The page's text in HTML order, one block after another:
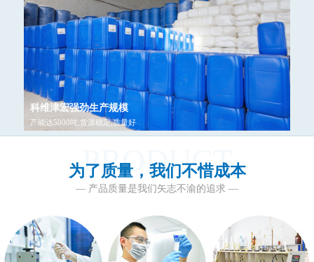
科维津宏强劲生产规模
产能达5000吨,货源稳定,质量好
PRODUCT
为了质量，我们不惜成本
— 产品质量是我们矢志不渝的追求 —